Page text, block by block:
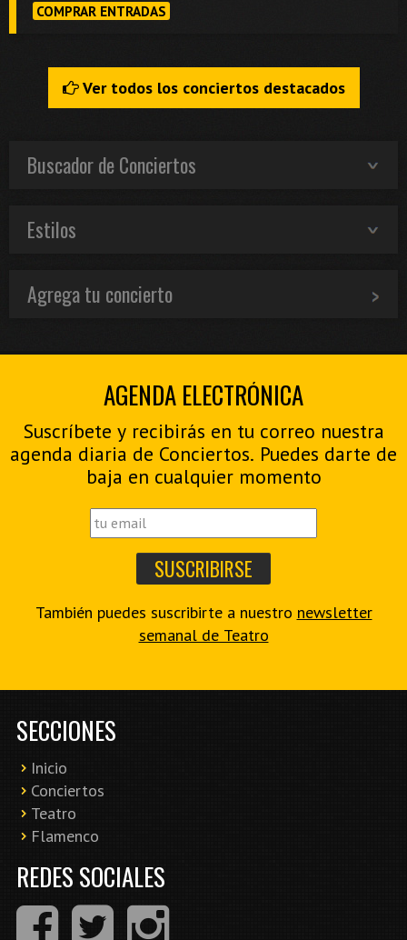
COMPRAR ENTRADAS
Ver todos los conciertos destacados
Buscador de Conciertos
Estilos
Agrega tu concierto
AGENDA ELECTRÓNICA
Suscríbete y recibirás en tu correo nuestra
agenda diaria de Conciertos. Puedes darte de
baja en cualquier momento
También puedes suscribirte a nuestro newsletter
semanal de Teatro
SECCIONES
Inicio
Conciertos
Teatro
Flamenco
REDES SOCIALES